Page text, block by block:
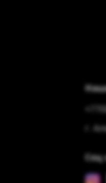
г.
Соц